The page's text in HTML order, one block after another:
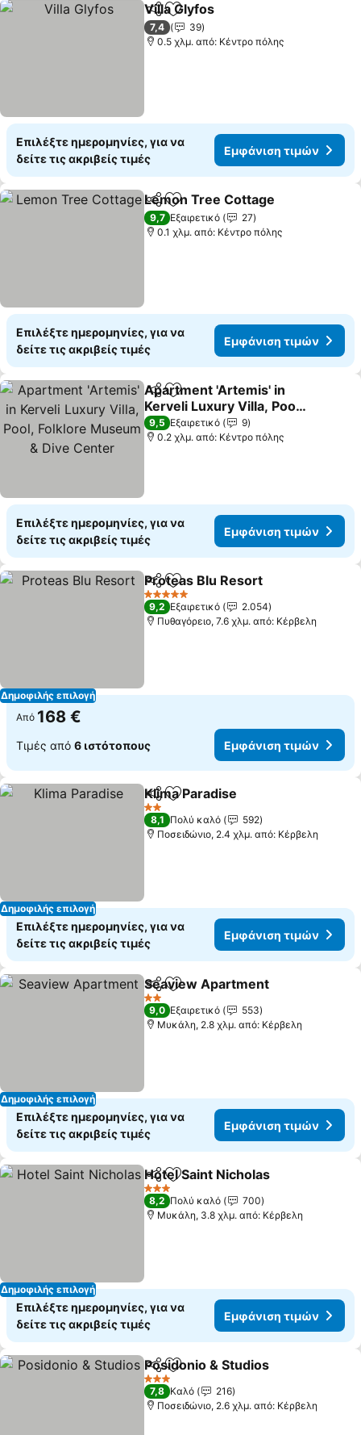
Κοινοποίηση
Προσθήκη στα αγαπημένα
Villa Glyfos
7,4
39
0.5 χλμ. από: Κέντρο πόλης
Επιλέξτε ημερομηνίες, για να
δείτε τις ακριβείς τιμές
Εμφάνιση τιμών
Κοινοποίηση
Προσθήκη στα αγαπημένα
Lemon Tree Cottage
9,7 Εξαιρετικό
27
0.1 χλμ. από: Κέντρο πόλης
Επιλέξτε ημερομηνίες, για να
δείτε τις ακριβείς τιμές
Εμφάνιση τιμών
Κοινοποίηση
Προσθήκη στα αγαπημένα
Apartment 'Artemis' in
Kerveli Luxury Villa, Pool,
Folklore Museum & Dive
Center
Εμφάνιση τιμών
9,5 Εξαιρετικό
9
0.2 χλμ. από: Κέντρο πόλης
Επιλέξτε ημερομηνίες, για να
δείτε τις ακριβείς τιμές
Εμφάνιση τιμών
Δημοφιλής επιλογή
Κοινοποίηση
Προσθήκη στα αγαπημένα
Proteas Blu Resort
5 Αστέρια
9,2 Εξαιρετικό
2.054
Πυθαγόρειο, 7.6 χλμ. από: Κέρβελη
Από 168 €
Τιμές από 6 ιστότοπους Εμφάνιση τιμών
Δημοφιλής επιλογή
Κοινοποίηση
Προσθήκη στα αγαπημένα
Klima Paradise
2 Αστέρια
8,1 Πολύ καλό
592
Ποσειδώνιο, 2.4 χλμ. από: Κέρβελη
Επιλέξτε ημερομηνίες, για να
δείτε τις ακριβείς τιμές
Εμφάνιση τιμών
Δημοφιλής επιλογή
Κοινοποίηση
Προσθήκη στα αγαπημένα
Seaview Apartment
2 Αστέρια
9,0 Εξαιρετικό
553
Μυκάλη, 2.8 χλμ. από: Κέρβελη
Επιλέξτε ημερομηνίες, για να
δείτε τις ακριβείς τιμές
Εμφάνιση τιμών
Δημοφιλής επιλογή
Κοινοποίηση
Προσθήκη στα αγαπημένα
Hotel Saint Nicholas
3 Αστέρια
8,2 Πολύ καλό
700
Μυκάλη, 3.8 χλμ. από: Κέρβελη
Επιλέξτε ημερομηνίες, για να
δείτε τις ακριβείς τιμές
Εμφάνιση τιμών
Κοινοποίηση
Προσθήκη στα αγαπημένα
Posidonio & Studios
3 Αστέρια
7,8 Καλό
216
Ποσειδώνιο, 2.6 χλμ. από: Κέρβελη